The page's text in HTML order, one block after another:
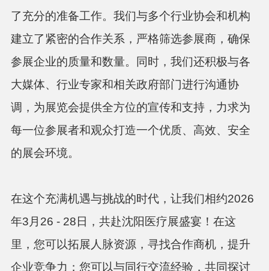
了充分的准备工作。我们与多个行业协会和机构
建立了紧密的合作关系，严格筛选参展商，确保
参展企业的质量和数量。同时，我们还积极与各
大媒体、行业专家和相关政府部门进行沟通协
调，为展览会提供全方位的宣传和支持，力求为
每一位参展者和观众打造一个优质、高效、安全
的展会环境。
在这个充满机遇与挑战的时代，让我们相约2026
年3月26 - 28日，共赴沈阳医疗展盛宴！在这
里，您可以拓展人脉资源，寻找合作商机，提升
企业竞争力；您可以与同行交流经验，共同探讨